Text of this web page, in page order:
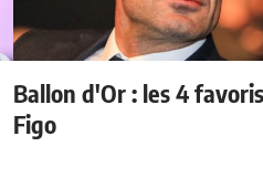
Ballon d'Or : les 4
Figo